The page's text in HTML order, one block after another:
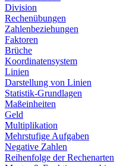
Division
Rechenübungen
Zahlenbeziehungen
Faktoren
Brüche
Koordinatensystem
Linien
Darstellung von Linien
Statistik-Grundlagen
Maßeinheiten
Geld
Multiplikation
Mehrstufige Aufgaben
Negative Zahlen
Reihenfolge der Rechenarten